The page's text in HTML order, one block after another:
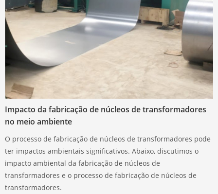
Impacto da fabricação de núcleos de transformadores
no meio ambiente
O processo de fabricação de núcleos de transformadores pode
ter impactos ambientais significativos. Abaixo, discutimos o
impacto ambiental da fabricação de núcleos de
transformadores e o processo de fabricação de núcleos de
transformadores.